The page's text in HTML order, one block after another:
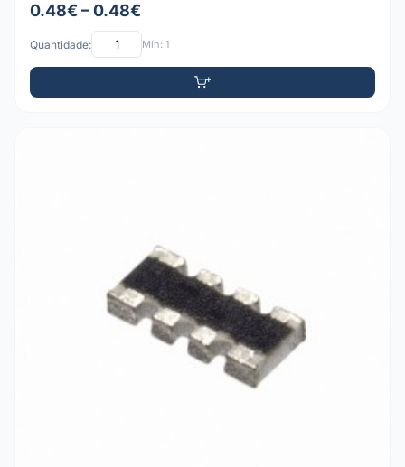
0.48€ – 0.48€
Quantidade: Mín: 1